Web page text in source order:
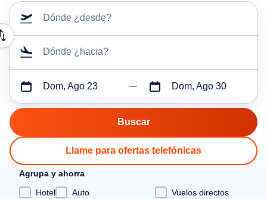
Dónde ¿desde?
Dónde ¿hacia?
Dom, Ago 23 Dom, Ago 30
Llame para ofertas telefónicas
Agrupa y ahorra
Hotel
Auto Vuelos directos